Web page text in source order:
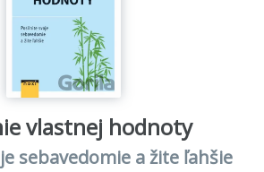
vlastnej hodnoty
sebavedomie a žite ľahšie